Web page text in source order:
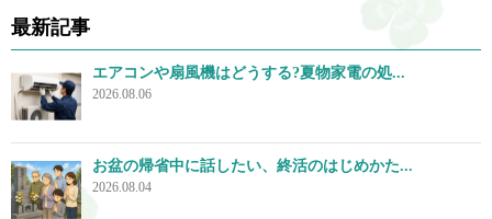
最新記事
エアコンや扇風機はどうする?夏物家電の処...
2026.08.06
お盆の帰省中に話したい、終活のはじめかた...
2026.08.04